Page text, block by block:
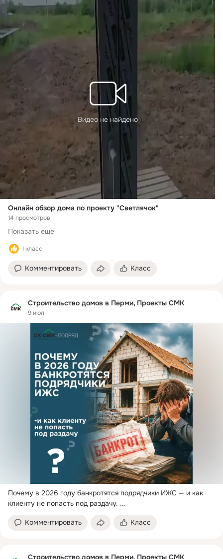
Видео не найдено
Онлайн обзор дома по проекту "Светлячок"
14 просмотров
Показать еще
1 класс
Комментировать Класс
Строительство домов в Перми, Проекты СМК
9 июл
Почему в 2026 году банкротятся подрядчики ИЖС — и как
клиенту не попасть под раздачу. ...
Комментировать Класс
Строительство домов в Перми, Проекты СМК